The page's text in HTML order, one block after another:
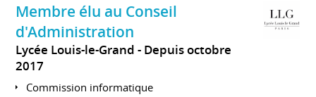
Membre élu au Conseil
d'Administration
Lycée Louis-le-Grand
Depuis octobre
2017
Commission informatique